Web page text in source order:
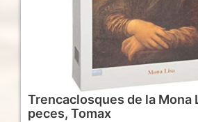
Trencaclosques de la Mona
peces, Tomax